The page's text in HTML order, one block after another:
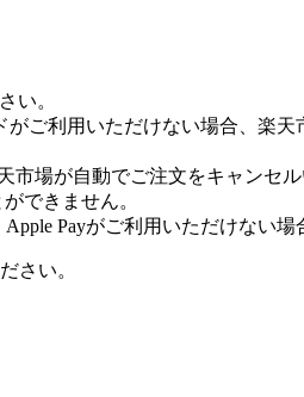
い。
ご利用いただけない場合、楽
場が自動でご注文をキャンセル
できません。
Payがご利用いただけない場
さい。